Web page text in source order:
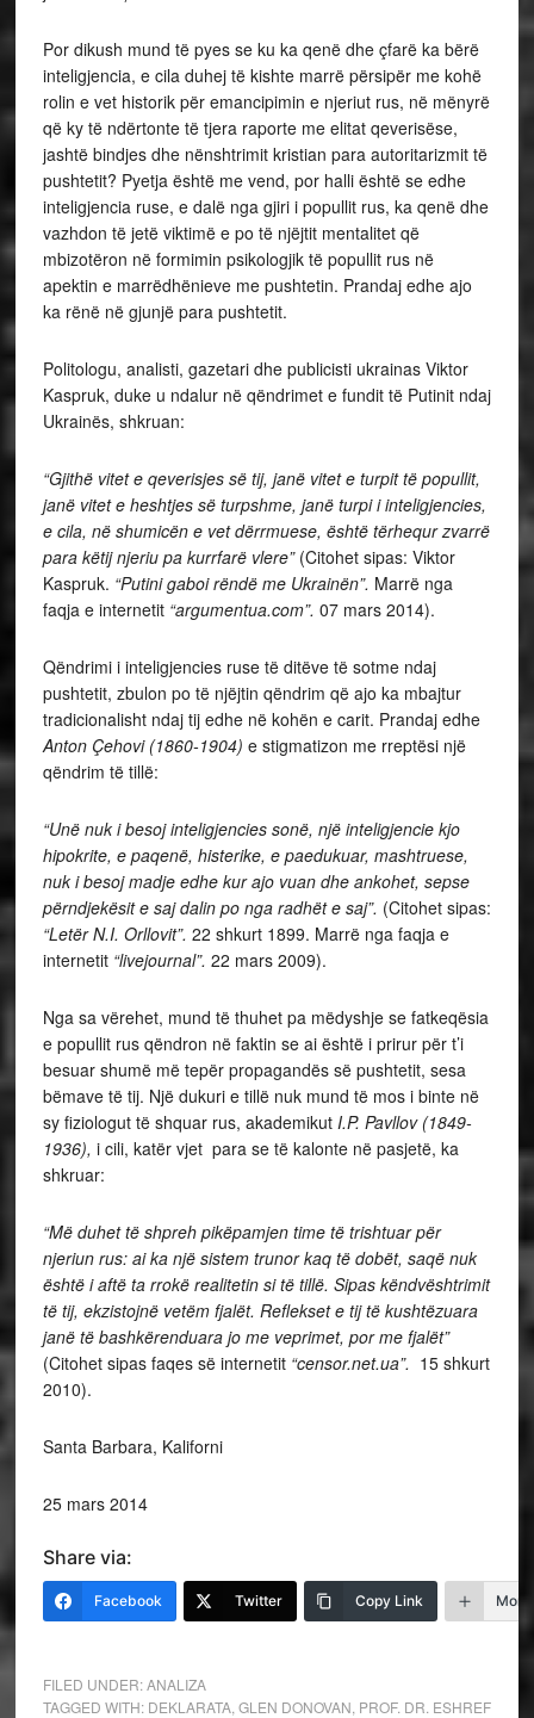
Por dikush mund të pyes se ku ka qenë dhe çfarë ka bërë
inteligjencia, e cila duhej të kishte marrë përsipër me kohë
rolin e vet historik për emancipimin e njeriut rus, në mënyrë
që ky të ndërtonte të tjera raporte me elitat qeverisëse,
jashtë bindjes dhe nënshtrimit kristian para autoritarizmit të
pushtetit? Pyetja është me vend, por halli është se edhe
inteligjencia ruse, e dalë nga gjiri i popullit rus, ka qenë dhe
vazhdon të jetë viktimë e po të njëjtit mentalitet që
mbizotëron në formimin psikologjik të popullit rus në
apektin e marrëdhënieve me pushtetin. Prandaj edhe ajo
ka rënë në gjunjë para pushtetit.
Politologu, analisti, gazetari dhe publicisti ukrainas Viktor
Kaspruk, duke u ndalur në qëndrimet e fundit të Putinit ndaj
Ukrainës, shkruan:
“Gjithë vitet e qeverisjes së tij, janë vitet e turpit të popullit,
janë vitet e heshtjes së turpshme, janë turpi i inteligjencies,
e cila, në shumicën e vet dërrmuese, është tërhequr zvarrë
para këtij njeriu pa kurrfarë vlere” (Citohet sipas: Viktor
Kaspruk. “Putini gaboi rëndë me Ukrainën”. Marrë nga
faqja e internetit “argumentua.com”. 07 mars 2014).
Qëndrimi i inteligjencies ruse të ditëve të sotme ndaj
pushtetit, zbulon po të njëjtin qëndrim që ajo ka mbajtur
tradicionalisht ndaj tij edhe në kohën e carit. Prandaj edhe
Anton Çehovi (1860-1904) e stigmatizon me rreptësi një
qëndrim të tillë:
“Unë nuk i besoj inteligjencies sonë, një inteligjencie kjo
hipokrite, e paqenë, histerike, e paedukuar, mashtruese,
nuk i besoj madje edhe kur ajo vuan dhe ankohet, sepse
përndjekësit e saj dalin po nga radhët e saj”. (Citohet sipas:
“Letër N.I. Orllovit”. 22 shkurt 1899. Marrë nga faqja e
internetit “livejournal”. 22 mars 2009).
Nga sa vërehet, mund të thuhet pa mëdyshje se fatkeqësia
e popullit rus qëndron në faktin se ai është i prirur për t’i
besuar shumë më tepër propagandës së pushtetit, sesa
bëmave të tij. Një dukuri e tillë nuk mund të mos i binte në
sy fiziologut të shquar rus, akademikut I.P. Pavllov (1849-
1936), i cili, katër vjet para se të kalonte në pasjetë, ka
shkruar:
“Më duhet të shpreh pikëpamjen time të trishtuar për
njeriun rus: ai ka një sistem trunor kaq të dobët, saqë nuk
është i aftë ta rrokë realitetin si të tillë. Sipas këndvështrimit
të tij, ekzistojnë vetëm fjalët. Reflekset e tij të kushtëzuara
janë të bashkërenduara jo me veprimet, por me fjalët”
(Citohet sipas faqes së internetit “censor.net.ua”. 15 shkurt
2010).
Santa Barbara, Kaliforni
25 mars 2014
Share via:
Facebook Twitter Copy Link More
FILED UNDER:ANALIZA
TAGGED WITH: DEKLARATA, GLEN DONOVAN PROF. DR. ESHREF